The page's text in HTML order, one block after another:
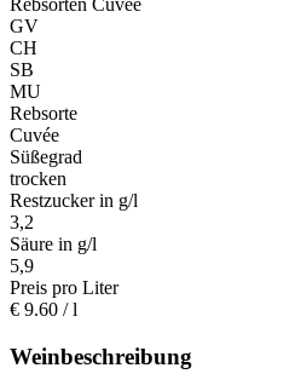
Rebsorten Cuvée
GV
CH
SB
MU
Rebsorte
Cuvée
Süßegrad
trocken
Restzucker in g/l
3,2
Säure in g/l
5,9
Preis pro Liter
€ 9.60 / l
Weinbeschreibung